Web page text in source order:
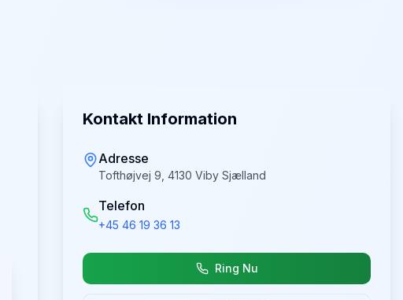
Kontakt Information
Adresse
Tofthøjvej 9, 4130 Viby Sjælland
Telefon
+45 46 19 36 13
Ring Nu